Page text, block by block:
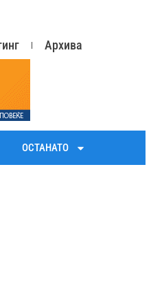
Архива
ОСТАНАТО